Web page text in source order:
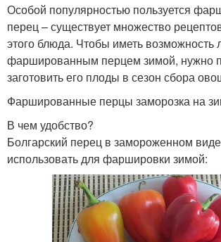
Особой популярностью пользуется
перец – существует множество
этого блюда. Чтобы иметь возможность
фаршированным перцем зимой, нужно
заготовить его плоды в сезон сбора
Фаршированные перцы заморозка на
В чем удобство?
Болгарский перец в замороженном
использовать для фаршировки зимой: